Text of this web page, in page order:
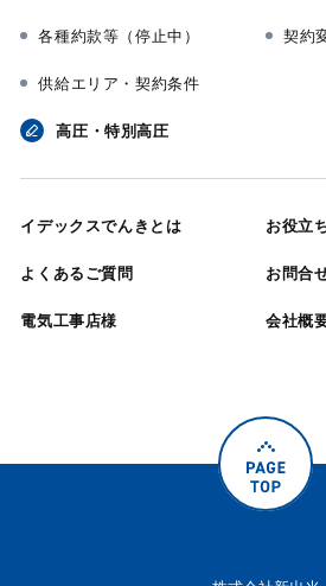
各種約款等（停止中） 契約
供給エリア・契約条件
高圧・特別高圧
イデックスでんきとは お役立
よくあるご質問 お問合
電気工事店様 会社概